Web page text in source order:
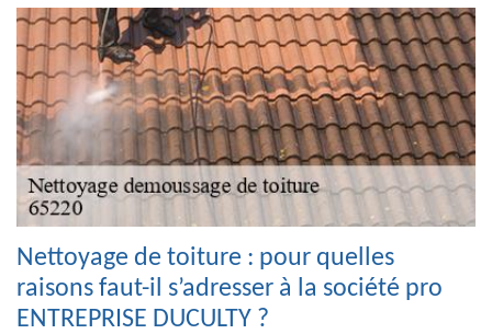
Nettoyage de toiture : pour quelles
raisons faut-il s’adresser à la société pro
ENTREPRISE DUCULTY ?